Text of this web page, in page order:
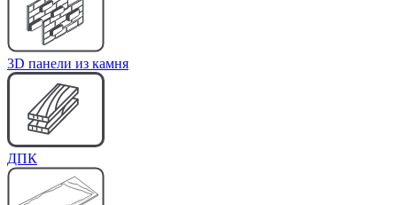
3D панели из камня
ДПК